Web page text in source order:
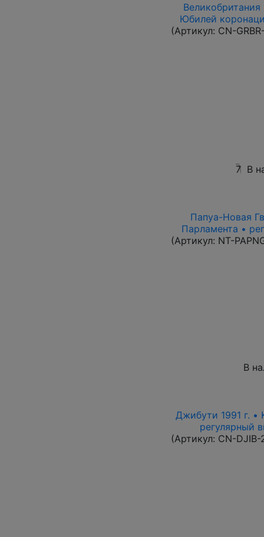
Юбилей
(Артикул: CN-
7 В
Папуа-Новая
Парламента •
(Артикул: NT-
В
Джибути 1991 г. •
регулярный
(Артикул: CN-DJIB-